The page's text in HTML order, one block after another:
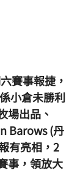
賽事報捷，
小倉未勝利
場出品、
Barows (丹
有亮相，2
事，領放大